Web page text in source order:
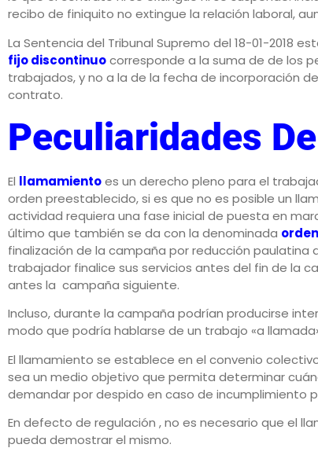
recibo de finiquito no extingue la relación laboral,
La Sentencia del Tribunal Supremo del 18-01-2018
fijo discontinuocorresponde a la suma de de los
trabajados, y no a la de la fecha de incorporación
contrato.
Peculiaridades
El llamamientoes un derecho pleno para el
orden preestablecido, si es que no es posible un
actividad requiera una fase inicial de puesta en
último que también se da con la denominada
finalización de la campaña por reducción paulatina
trabajador finalice sus servicios antes del fin de la
antes la campaña siguiente.
Incluso, durante la campaña podrían producirse
modo que podría hablarse de un trabajo «a
El llamamiento se establece en el convenio
sea un medio objetivo que permita determinar
demandar por despido en caso de incumplimiento
En defecto de regulación , no es necesario que el
pueda demostrar el mismo.